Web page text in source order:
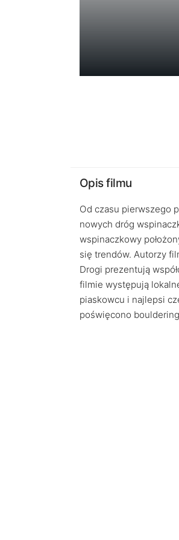
Opis filmu
Od czasu pierwszego
nowych dróg
wspinaczkowy
się trendów. Autorzy
Drogi prezentują
filmie występują
piaskowcu i najlepsi
poświęcono